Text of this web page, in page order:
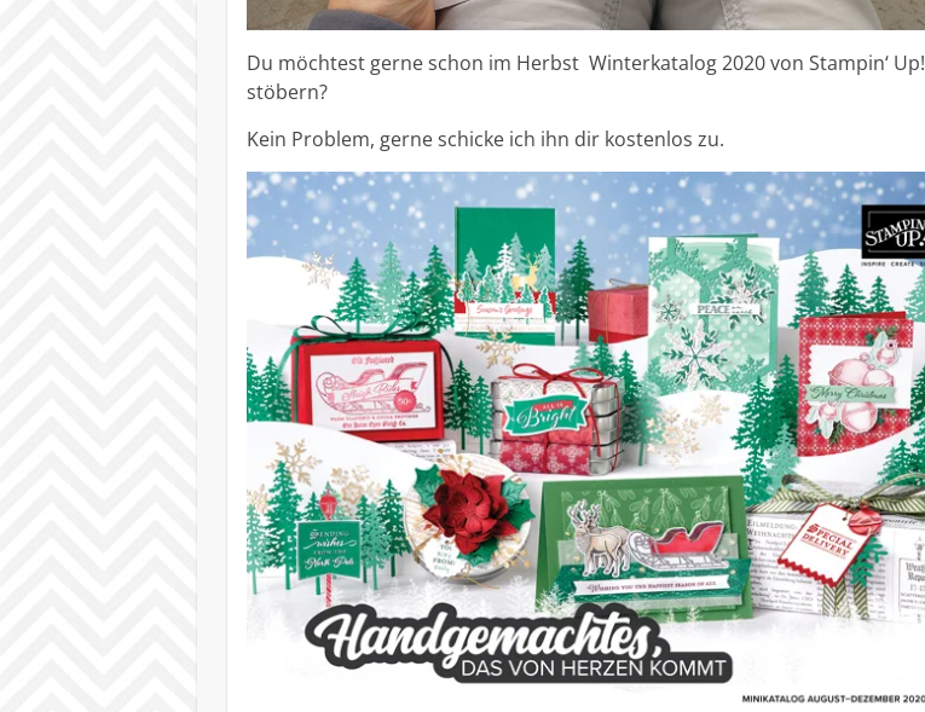
Du möchtest gerne schon im Herbst Winterkatalog 2020 von Stampin‘ Up!
stöbern?
Kein Problem, gerne schicke ich ihn dir kostenlos zu.